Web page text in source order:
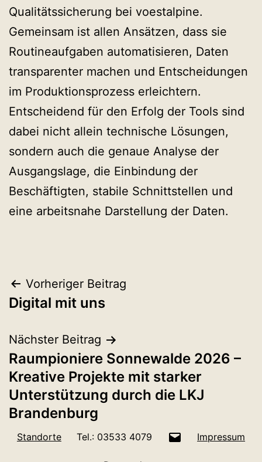
Qualitätssicherung bei voestalpine.
Gemeinsam ist allen Ansätzen, dass sie
Routineaufgaben automatisieren, Daten
transparenter machen und Entscheidungen
im Produktionsprozess erleichtern.
Entscheidend für den Erfolg der Tools sind
dabei nicht allein technische Lösungen,
sondern auch die genaue Analyse der
Ausgangslage, die Einbindung der
Beschäftigten, stabile Schnittstellen und
eine arbeitsnahe Darstellung der Daten.
Beitragsnavigation
Vorheriger Beitrag
Digital mit uns
Nächster Beitrag
Raumpioniere Sonnewalde 2026 –
Kreative Projekte mit starker
Unterstützung durch die LKJ
Brandenburg
Standorte Tel.: 03533 4079 Impressum